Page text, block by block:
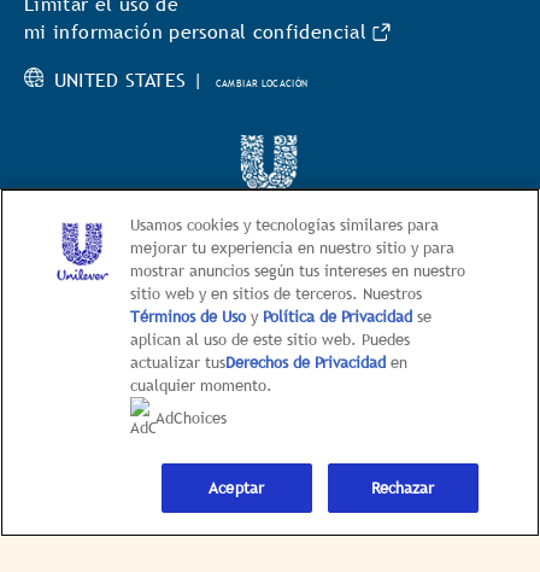
mi información personal confidencial
UNITED STATES | CAMBIAR LOCACIÓN
© 2026 BestFoods
Este sitio web está dirigido exclusivamente
a los consumidores estadounidenses de productos y
servicios de Unilever United States.
Este sitio web no está dirigido a
consumidores radicados fuera de Estados Unidos
Usamos cookies y tecnologías similares para
mejorar tu experiencia en nuestro sitio y para
mostrar anuncios según tus intereses en nuestro
sitio web y en sitios de terceros. Nuestros
Términos de Uso y Política de Privacidadse
aplican al uso de este sitio web. Puedes
actualizar tusDerechos de Privacidad en
cualquier momento.
AdChoices
Rechazar
Aceptar